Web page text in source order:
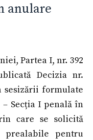
anulare
Partea I, nr. 392
Decizia nr.
sesizării formulate
Secția I penală în
care se solicită
prealabile pentru